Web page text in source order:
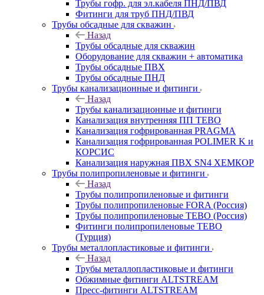
Трубы гофр. для эл.кабеля ПНД/ПВД
Фитинги для труб ПНД/ПВД
Трубы обсадные для скважин
Назад
Трубы обсадные для скважин
Оборудование для скважин + автоматика
Трубы обсадные ПВХ
Трубы обсадные ПНД
Трубы канализационные и фитинги
Назад
Трубы канализационные и фитинги
Канализация внутренняя ПП TEBO
Канализация гофрированная PRAGMA
Канализация гофрированная POLIMER K и
КОРСИС
Канализация наружная ПВХ SN4 ХЕМКОР
Трубы полипропиленовые и фитинги
Назад
Трубы полипропиленовые и фитинги
Трубы полипропиленовые FORA (Россия)
Трубы полипропиленовые TEBO (Россия)
Фитинги полипропиленовые TEBO
(Турция)
Трубы металлопластиковые и фитинги
Назад
Трубы металлопластиковые и фитинги
Обжимные фитинги ALTSTREAM
Пресс-фитинги ALTSTREAM